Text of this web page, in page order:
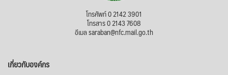
โทรศัพท์ 0 2142 3901
โทรสาร 0 2143 7608
อีเมล saraban@nfc.mail.go.th
เกี่ยวกับองค์กร